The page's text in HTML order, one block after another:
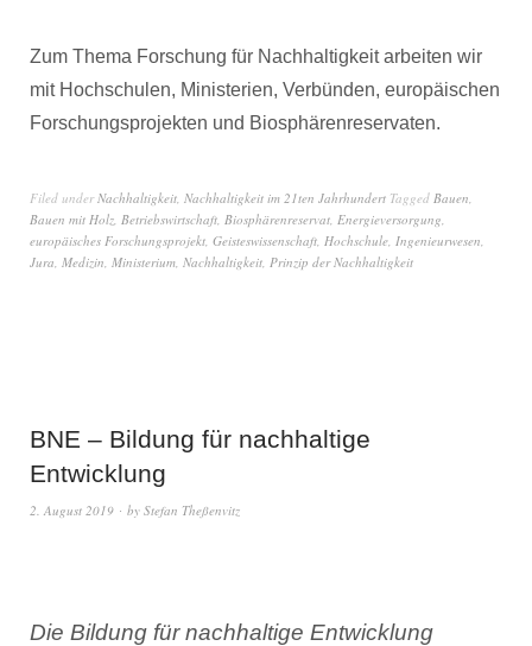
Zum Thema Forschung für Nachhaltigkeit arbeiten wir
mit Hochschulen, Ministerien, Verbünden, europäischen
Forschungsprojekten und Biosphärenreservaten.
Filed underNachhaltigkeit, Nachhaltigkeit im 21ten Jahrhundert Tagged Bauen,
Bauen mit Holz, Betriebswirtschaft, Biosphärenreservat, Energieversorgung,
europäisches Forschungsprojekt, Geisteswissenschaft, Hochschule, Ingenieurwesen,
Jura, Medizin, Ministerium, Nachhaltigkeit, Prinzip der Nachhaltigkeit
BNE – Bildung für nachhaltige
Entwicklung
2. August 2019 by Stefan Theßenvitz
Die Bildung für nachhaltige Entwicklung